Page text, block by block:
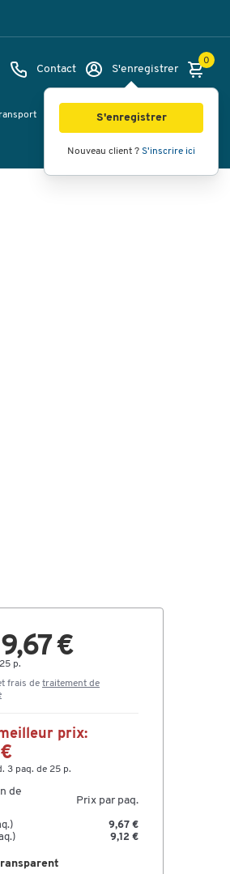
Contact S'enregistrer
S'enregistrer
Nouveau client ? S'inscrire ici
0
Services & planification Inspiration
9,67 €
p.
frais de traitement de
prix:
3 paq. de 25 p.
de
Prix par paq.
9,67 €
9,12 €
Vue à 360